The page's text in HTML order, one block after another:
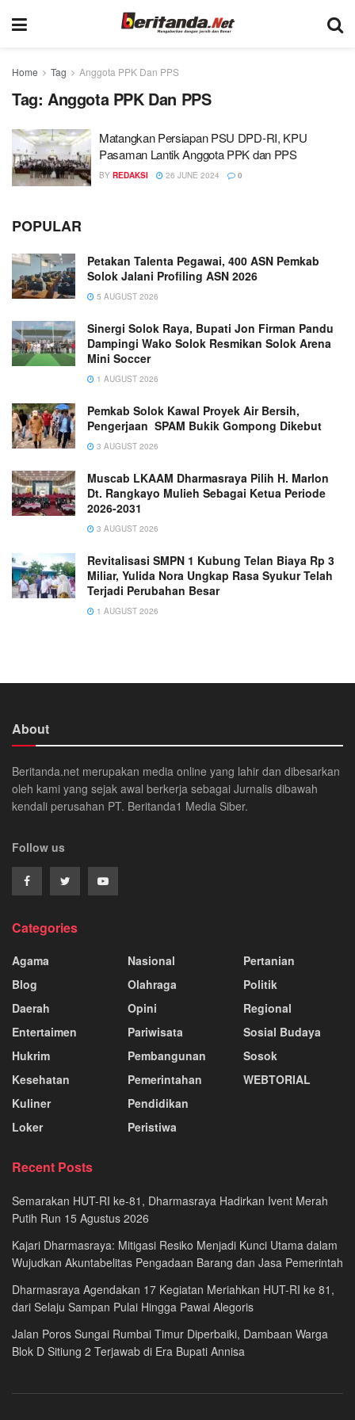
Home Tag Anggota PPK Dan PPS
Tag: Anggota PPK Dan PPS
Matangkan Persiapan PSU DPD-RI, KPU
Pasaman Lantik Anggota PPK dan PPS
BY REDAKSI 26 JUNE 2024 0
POPULAR
Petakan Talenta Pegawai, 400 ASN Pemkab
Solok Jalani Profiling ASN 2026
5 AUGUST 2026
Sinergi Solok Raya, Bupati Jon Firman Pandu
Dampingi Wako Solok Resmikan Solok Arena
Mini Soccer
1 AUGUST 2026
Pemkab Solok Kawal Proyek Air Bersih,
Pengerjaan SPAM Bukik Gompong Dikebut
3 AUGUST 2026
Muscab LKAAM Dharmasraya Pilih H. Marlon
Dt. Rangkayo Mulieh Sebagai Ketua Periode
2026-2031
3 AUGUST 2026
Revitalisasi SMPN 1 Kubung Telan Biaya Rp 3
Miliar, Yulida Nora Ungkap Rasa Syukur Telah
Terjadi Perubahan Besar
1 AUGUST 2026
About
Beritanda.net merupakan media online yang lahir dan dibesarkan
oleh kami yang sejak awal berkerja sebagai Jurnalis dibawah
kendali perusahan PT. Beritanda1 Media Siber.
Follow us
Categories
Agama
Blog
Daerah
Entertaimen
Hukrim
Kesehatan
Kuliner
Loker
Nasional
Olahraga
Opini
Pariwisata
Pembangunan
Pemerintahan
Pendidikan
Peristiwa
Pertanian
Politik
Regional
Sosial Budaya
Sosok
WEBTORIAL
Recent Posts
Semarakan HUT-RI ke-81, Dharmasraya Hadirkan Ivent Merah
Putih Run 15 Agustus 2026
Kajari Dharmasraya: Mitigasi Resiko Menjadi Kunci Utama dalam
Wujudkan Akuntabelitas Pengadaan Barang dan Jasa Pemerintah
Dharmasraya Agendakan 17 Kegiatan Meriahkan HUT-RI ke 81,
dari Selaju Sampan Pulai Hingga Pawai Alegoris
Jalan Poros Sungai Rumbai Timur Diperbaiki, Dambaan Warga
Blok D Sitiung 2 Terjawab di Era Bupati Annisa